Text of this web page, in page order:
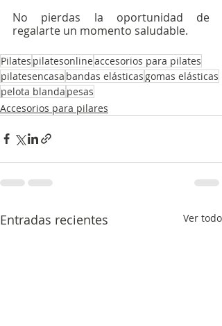
No pierdas la oportunidad de
regalarte un momento saludable.
Pilates pilatesonlineaccesorios para pilates
pilatesencasa bandas elásticas gomas elásticas
pelota blanda pesas
Accesorios para pilares
Entradas recientes Ver todo